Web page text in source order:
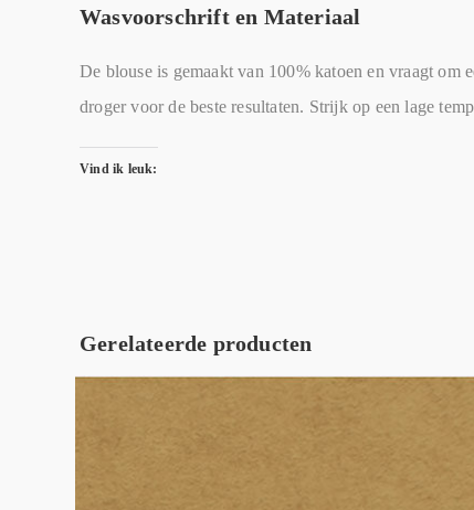
Wasvoorschrift en Materiaal
De blouse is gemaakt van 100% katoen en vraagt om
droger voor de beste resultaten. Strijk op een lage
Vind ik leuk:
Gerelateerde producten